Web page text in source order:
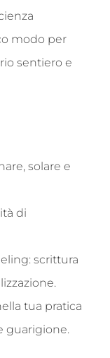
modo per
sentiero e
solare e
di
scrittura
tua pratica
guarigione.